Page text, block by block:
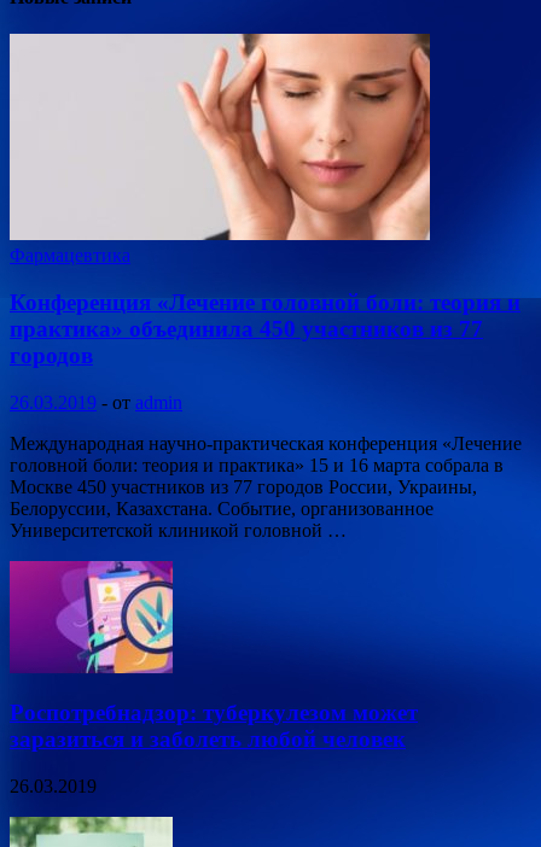
Фармацевтика
Конференция «Лечение головной боли: теория и
практика» объединила 450 участников из 77
городов
26.03.2019 - от admin
Международная научно-практическая конференция «Лечение
головной боли: теория и практика» 15 и 16 марта собрала в
Москве 450 участников из 77 городов России, Украины,
Белоруссии, Казахстана. Событие, организованное
Университетской клиникой головной …
Роспотребнадзор: туберкулезом может
заразиться и заболеть любой человек
26.03.2019